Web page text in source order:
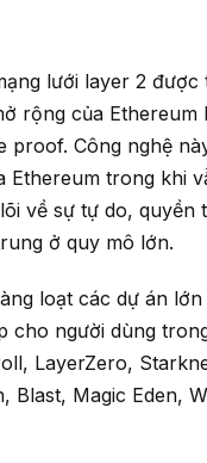
lưới layer 2 được
rộng của Ethereum
proof. Công nghệ
Ethereum trong khi
về sự tự do, quyền
ở quy mô lớn.
loạt các dự án
cho người dùng
LayerZero,
Blast, Magic Eden,